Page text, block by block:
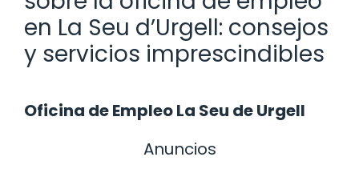
en La Seu d’Urgell: consejos
y servicios imprescindibles
Oficina de Empleo La Seu de Urgell
Anuncios